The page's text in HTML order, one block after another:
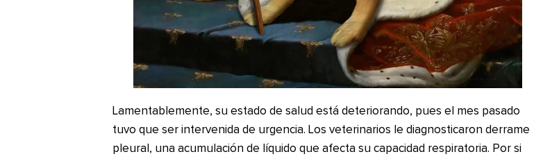
Lamentablemente, su estado de salud está deteriorando, pues el mes pasado
tuvo que ser intervenida de urgencia. Los veterinarios le diagnosticaron derrame
pleural, una acumulación de líquido que afecta su capacidad respiratoria. Por si